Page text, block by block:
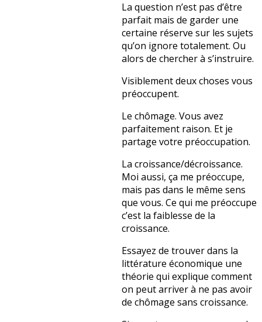
La question n’est pas d’être
parfait mais de garder une
certaine réserve sur les sujets
qu’on ignore totalement. Ou
alors de chercher à s’instruire.
Visiblement deux choses vous
préoccupent.
Le chômage. Vous avez
parfaitement raison. Et je
partage votre préoccupation.
La croissance/décroissance.
Moi aussi, ça me préoccupe,
mais pas dans le même sens
que vous. Ce qui me préoccupe
c’est la faiblesse de la
croissance.
Essayez de trouver dans la
littérature économique une
théorie qui explique comment
on peut arriver à ne pas avoir
de chômage sans croissance.